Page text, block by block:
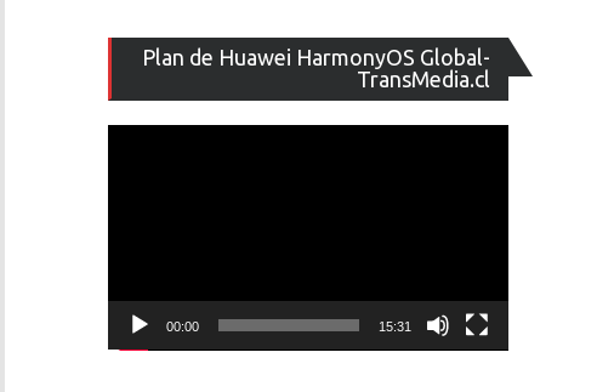
Plan de Huawei HarmonyOS Global-
TransMedia.cl
de
vídeo
00:00 15:31